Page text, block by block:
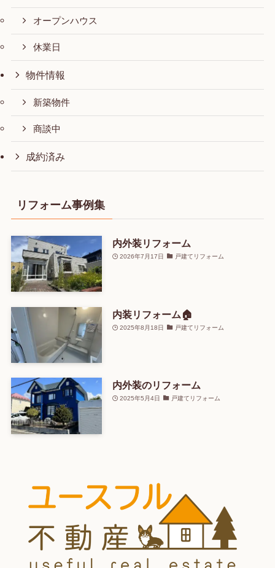
オープンハウス
休業日
物件情報
新築物件
商談中
成約済み
リフォーム事例集
内外装リフォーム
2026年7月17日 戸建てリフォーム
内装リフォーム🏠
2025年8月18日 戸建てリフォーム
内外装のリフォーム
2025年5月4日 戸建てリフォーム